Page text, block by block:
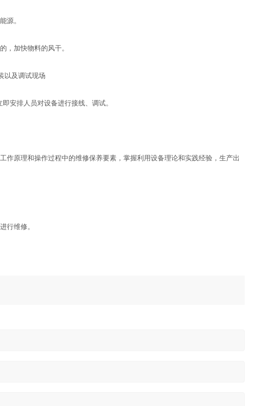
源。
加快物料的风干。
以及调试现场
安排人员对设备进行接线、调试。
原理和操作过程中的维修保养要素，掌握利用设备理论和实践经验，生产出
行维修。